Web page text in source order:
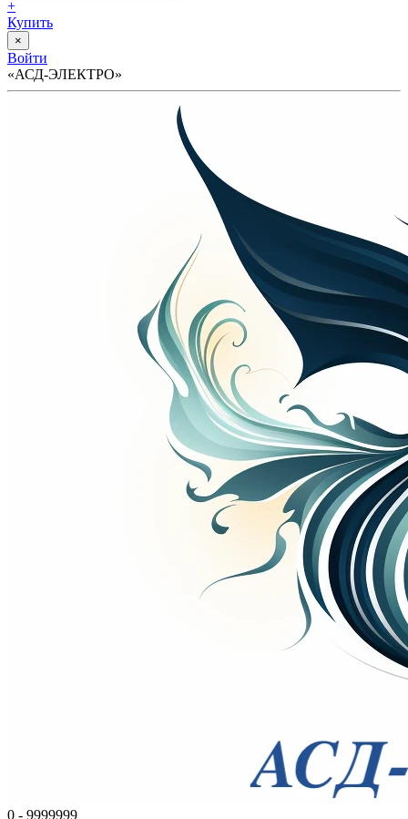
+
Купить
×
Войти
«АСД-ЭЛЕКТРО»
0 - 9999999